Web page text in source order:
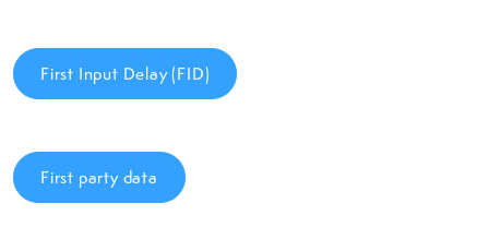
First Input Delay (FID)
First party data